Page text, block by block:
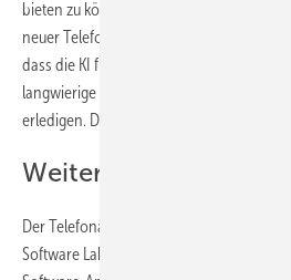
bieten zu können – ohne im Büro für
neuer Telefonassistent bietet da einen
dass die KI für das Büro Anrufe tätigen
langwierige Nacharbeit zur
erledigen. Das schafft zufriedene Kunden
Weitere KI-Funktionen
Der Telefonassistent ist bereits die
Software Labelwin und die